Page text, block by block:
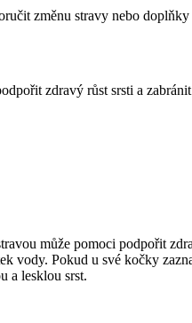
změnu stravy nebo
zdravý růst srsti a
může pomoci podpořit
vody. Pokud u své kočky
a lesklou srst.